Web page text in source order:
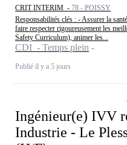
CRIT INTERIM - 78 - POISSY
Responsabilités clés : - Assurer la
faire respecter rigoureusement les
Safety Curriculum), animer les...
CDI - Temps plein
Publié il y a 5 jours
Ingénieur(e) IVV
Industrie - Le